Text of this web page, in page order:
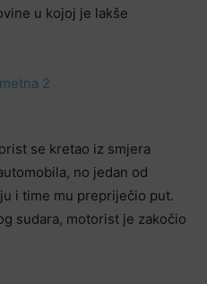
u kojoj je lakše
se kretao iz smjera
no jedan od
i time mu prepriječio put.
sudara, motorist je zakočio